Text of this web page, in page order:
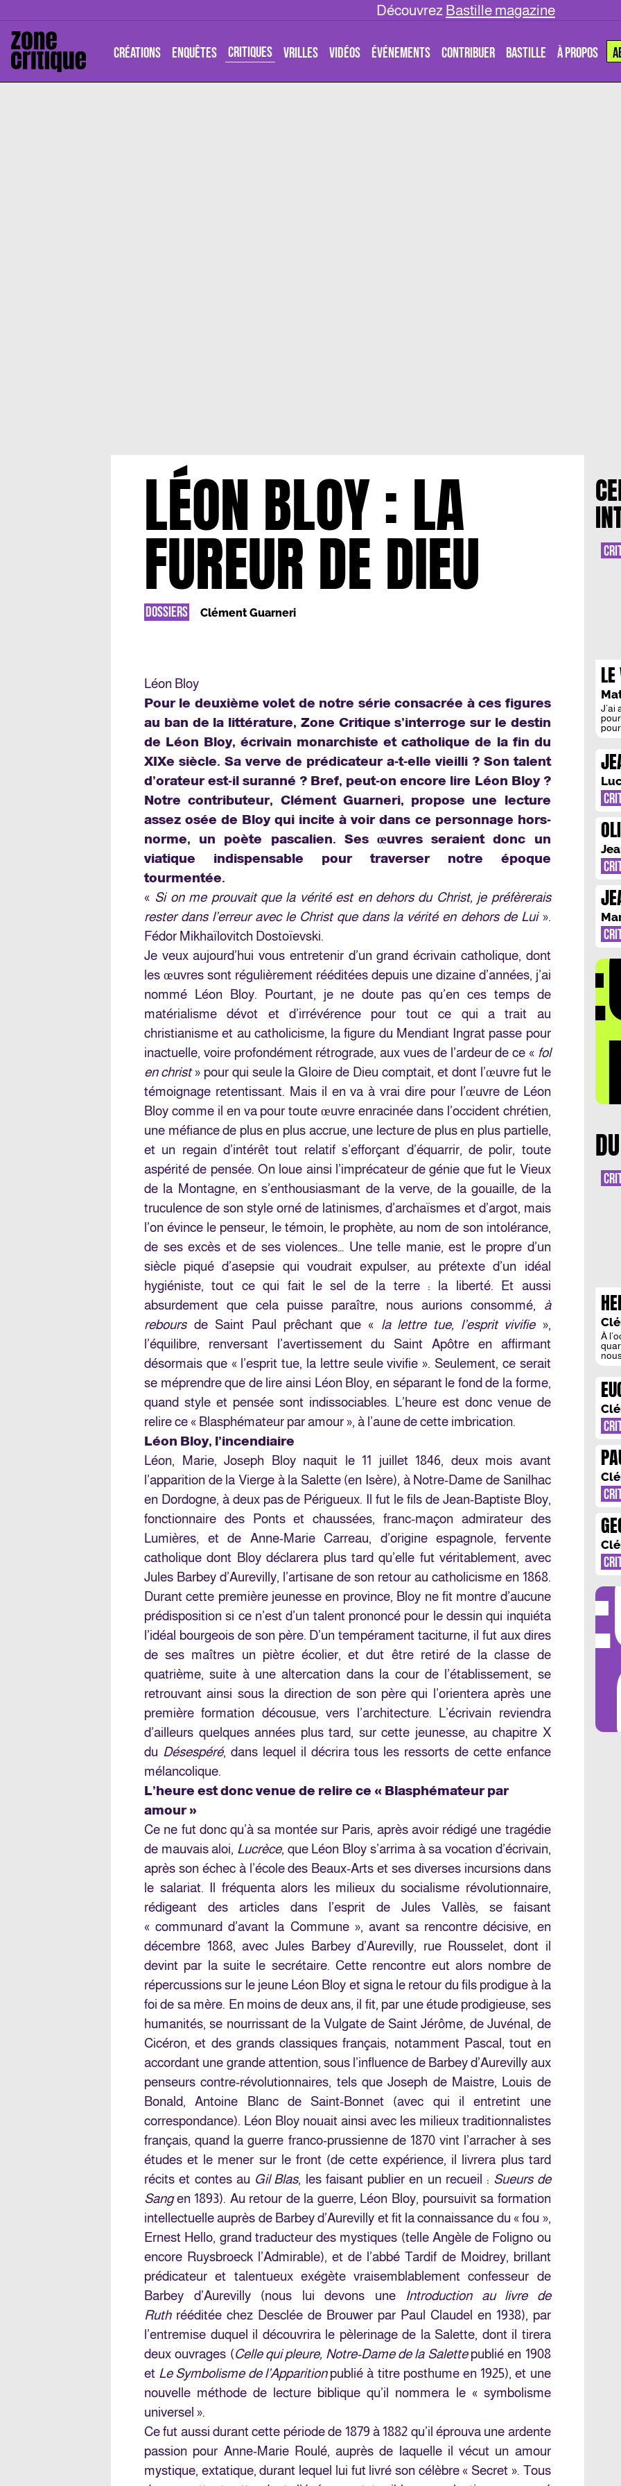
Découvrez Bastille magazine
CRÉATIONS ENQUÊTES CRITIQUES VRILLES VIDÉOS ÉVÉNEMENTS CONTRIBUER BASTILLE À PROPOS
LÉON BLOY : LA
FUREUR DE DIEU
DOSSIERS Clément Guarneri
Léon Bloy
Pour le deuxième volet de notre série consacrée à ces figures
au ban de la littérature, Zone Critique s’interroge sur le destin
de Léon Bloy, écrivain monarchiste et catholique de la fin du
XIXe siècle. Sa verve de prédicateur a-t-elle vieilli ? Son talent
d’orateur est-il suranné ? Bref, peut-on encore lire Léon Bloy ?
Notre contributeur, Clément Guarneri, propose une lecture
assez osée de Bloy qui incite à voir dans ce personnage hors-
norme, un poète pascalien. Ses œuvres seraient donc un
viatique indispensable pour traverser notre époque
tourmentée.
« Si on me prouvait que la vérité est en dehors du Christ, je préfèrerais
rester dans l’erreur avec le Christ que dans la vérité en dehors de Lui».
Fédor Mikhaïlovitch Dostoïevski.
Je veux aujourd’hui vous entretenir d’un grand écrivain catholique, dont
les œuvres sont régulièrement rééditées depuis une dizaine d’années, j’ai
nommé Léon Bloy. Pourtant, je ne doute pas qu’en ces temps de
matérialisme dévot et d’irrévérence pour tout ce qui a trait au
christianisme et au catholicisme, la figure du Mendiant Ingrat passe pour
inactuelle, voire profondément rétrograde, aux vues de l’ardeur de ce « fol
en christ» pour qui seule la Gloire de Dieu comptait, et dont l’œuvre fut le
témoignage retentissant. Mais il en va à vrai dire pour l’œuvre de Léon
Bloy comme il en va pour toute œuvre enracinée dans l’occident chrétien,
une méfiance de plus en plus accrue, une lecture de plus en plus partielle,
et un regain d’intérêt tout relatif s’efforçant d’équarrir, de polir, toute
aspérité de pensée. On loue ainsi l’imprécateur de génie que fut le Vieux
de la Montagne, en s’enthousiasmant de la verve, de la gouaille, de la
truculence de son style orné de latinismes, d’archaïsmes et d’argot, mais
l’on évince le penseur, le témoin, le prophète, au nom de son intolérance,
de ses excès et de ses violences… Une telle manie, est le propre d’un
siècle piqué d’asepsie qui voudrait expulser, au prétexte d’un idéal
hygiéniste, tout ce qui fait le sel de la terre : la liberté. Et aussi
absurdement que cela puisse paraître, nous aurions consommé, à
reboursde Saint Paul prêchant que « la lettre tue, l’esprit vivifie»,
l’équilibre, renversant l’avertissement du Saint Apôtre en affirmant
désormais que « l’esprit tue, la lettre seule vivifie ». Seulement, ce serait
se méprendre que de lire ainsi Léon Bloy, en séparant le fond de la forme,
quand style et pensée sont indissociables. L’heure est donc venue de
relire ce « Blasphémateur par amour », à l’aune de cette imbrication.
Léon Bloy, l’incendiaire
Léon, Marie, Joseph Bloy naquit le 11 juillet 1846, deux mois avant
l’apparition de la Vierge à la Salette (en Isère), à Notre-Dame de Sanilhac
en Dordogne, à deux pas de Périgueux. Il fut le fils de Jean-Baptiste Bloy,
fonctionnaire des Ponts et chaussées, franc-maçon admirateur des
Lumières, et de Anne-Marie Carreau, d’origine espagnole, fervente
catholique dont Bloy déclarera plus tard qu’elle fut véritablement, avec
Jules Barbey d’Aurevilly, l’artisane de son retour au catholicisme en 1868.
Durant cette première jeunesse en province, Bloy ne fit montre d’aucune
prédisposition si ce n’est d’un talent prononcé pour le dessin qui inquiéta
l’idéal bourgeois de son père. D’un tempérament taciturne, il fut aux dires
de ses maîtres un piètre écolier, et dut être retiré de la classe de
quatrième, suite à une altercation dans la cour de l’établissement, se
retrouvant ainsi sous la direction de son père qui l’orientera après une
première formation décousue, vers l’architecture. L’écrivain reviendra
d’ailleurs quelques années plus tard, sur cette jeunesse, au chapitre X
du Désespéré, dans lequel il décrira tous les ressorts de cette enfance
mélancolique.
L’heure est donc venue de relire ce « Blasphémateur par
amour »
Ce ne fut donc qu’à sa montée sur Paris, après avoir rédigé une tragédie
de mauvais aloi, Lucrèce, que Léon Bloy s’arrima à sa vocation d’écrivain,
après son échec à l’école des Beaux-Arts et ses diverses incursions dans
le salariat. Il fréquenta alors les milieux du socialisme révolutionnaire,
rédigeant des articles dans l’esprit de Jules Vallès, se faisant
« communard d’avant la Commune », avant sa rencontre décisive, en
décembre 1868, avec Jules Barbey d’Aurevilly, rue Rousselet, dont il
devint par la suite le secrétaire. Cette rencontre eut alors nombre de
répercussions sur le jeune Léon Bloy et signa le retour du fils prodigue à la
foi de sa mère. En moins de deux ans, il fit, par une étude prodigieuse, ses
humanités, se nourrissant de la Vulgate de Saint Jérôme, de Juvénal, de
Cicéron, et des grands classiques français, notamment Pascal, tout en
accordant une grande attention, sous l’influence de Barbey d’Aurevilly aux
penseurs contre-révolutionnaires, tels que Joseph de Maistre, Louis de
Bonald, Antoine Blanc de Saint-Bonnet (avec qui il entretint une
correspondance). Léon Bloy nouait ainsi avec les milieux traditionnalistes
français, quand la guerre franco-prussienne de 1870 vint l’arracher à ses
études et le mener sur le front (de cette expérience, il livrera plus tard
récits et contes au Gil Blas, les faisant publier en un recueil : Sueurs de
Sangen 1893). Au retour de la guerre, Léon Bloy, poursuivit sa formation
intellectuelle auprès de Barbey d’Aurevilly et fit la connaissance du « fou »,
Ernest Hello, grand traducteur des mystiques (telle Angèle de Foligno ou
encore Ruysbroeck l’Admirable), et de l’abbé Tardif de Moidrey, brillant
prédicateur et talentueux exégète vraisemblablement confesseur de
Barbey d’Aurevilly (nous lui devons une Introduction au livre de
Ruthrééditée chez Desclée de Brouwer par Paul Claudel en 1938), par
l’entremise duquel il découvrira le pèlerinage de la Salette, dont il tirera
deux ouvrages (Celle qui pleure, Notre-Dame de la Salettepublié en 1908
et Le Symbolisme de l’Apparitionpublié à titre posthume en 1925), et une
nouvelle méthode de lecture biblique qu’il nommera le « symbolisme
universel ».
Ce fut aussi durant cette période de 1879 à 1882 qu’il éprouva une ardente
passion pour Anne-Marie Roulé, auprès de laquelle il vécut un amour
mystique, extatique, durant lequel lui fut livré son célèbre « Secret ». Tous
J’ai
LA
À
[…]